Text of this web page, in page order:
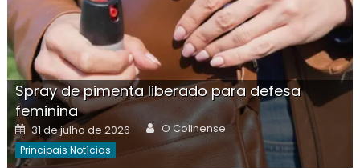
Spray de pimenta liberado para defesa
feminina
Posted
on
31 de julho de 2026 Author
O Colinense
Principais Notícias